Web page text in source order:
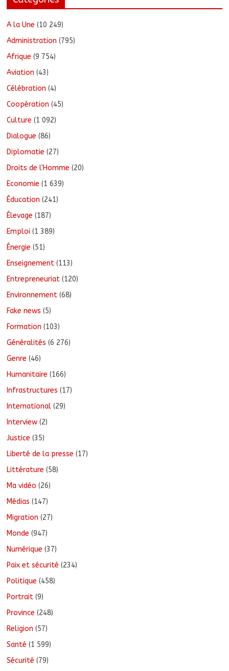
A la Une (10 249)
Administration (795)
Afrique (9 754)
Aviation (43)
Célébration (4)
Coopération (45)
Culture (1 092)
Dialogue (86)
Diplomatie (27)
Droits de l'Homme (20)
Economie (1 639)
Éducation (241)
Élevage (187)
Emploi (1 389)
Énergie (51)
Enseignement (113)
Entrepreneuriat (120)
Environnement (68)
Fake news (5)
Formation (103)
Généralités (6 276)
Genre (46)
Humanitaire (166)
Infrastructures (17)
International (29)
Interview (2)
Justice (35)
Liberté de la presse (17)
Littérature (58)
Ma vidéo (26)
Médias (147)
Migration (27)
Monde (947)
Numérique (37)
Paix et sécurité (234)
Politique (458)
Portrait (9)
Province (248)
Religion (57)
Santé (1 599)
Sécurité (79)